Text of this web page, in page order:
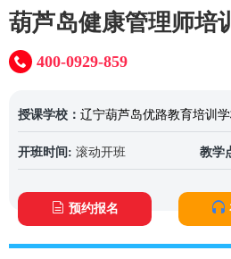
葫芦岛健康管理师培
400-0929-859
授课学校： 辽宁葫芦岛优路教育培训
开班时间: 滚动开班 教学
预约报名